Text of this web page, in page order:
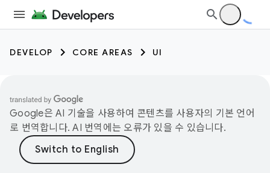
DEVELOP CORE AREAS UI
Google은 AI 기술을 사용하여 콘텐츠를 사용자의 기본 언어
로 번역합니다. AI 번역에는 오류가 있을 수 있습니다.